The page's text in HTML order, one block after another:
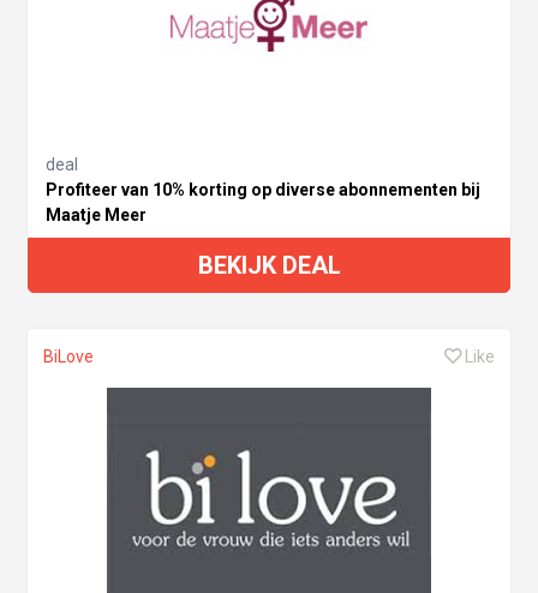
deal
Profiteer van 10% korting op diverse abonnementen bij
Maatje Meer
BEKIJK DEAL
BiLove Like